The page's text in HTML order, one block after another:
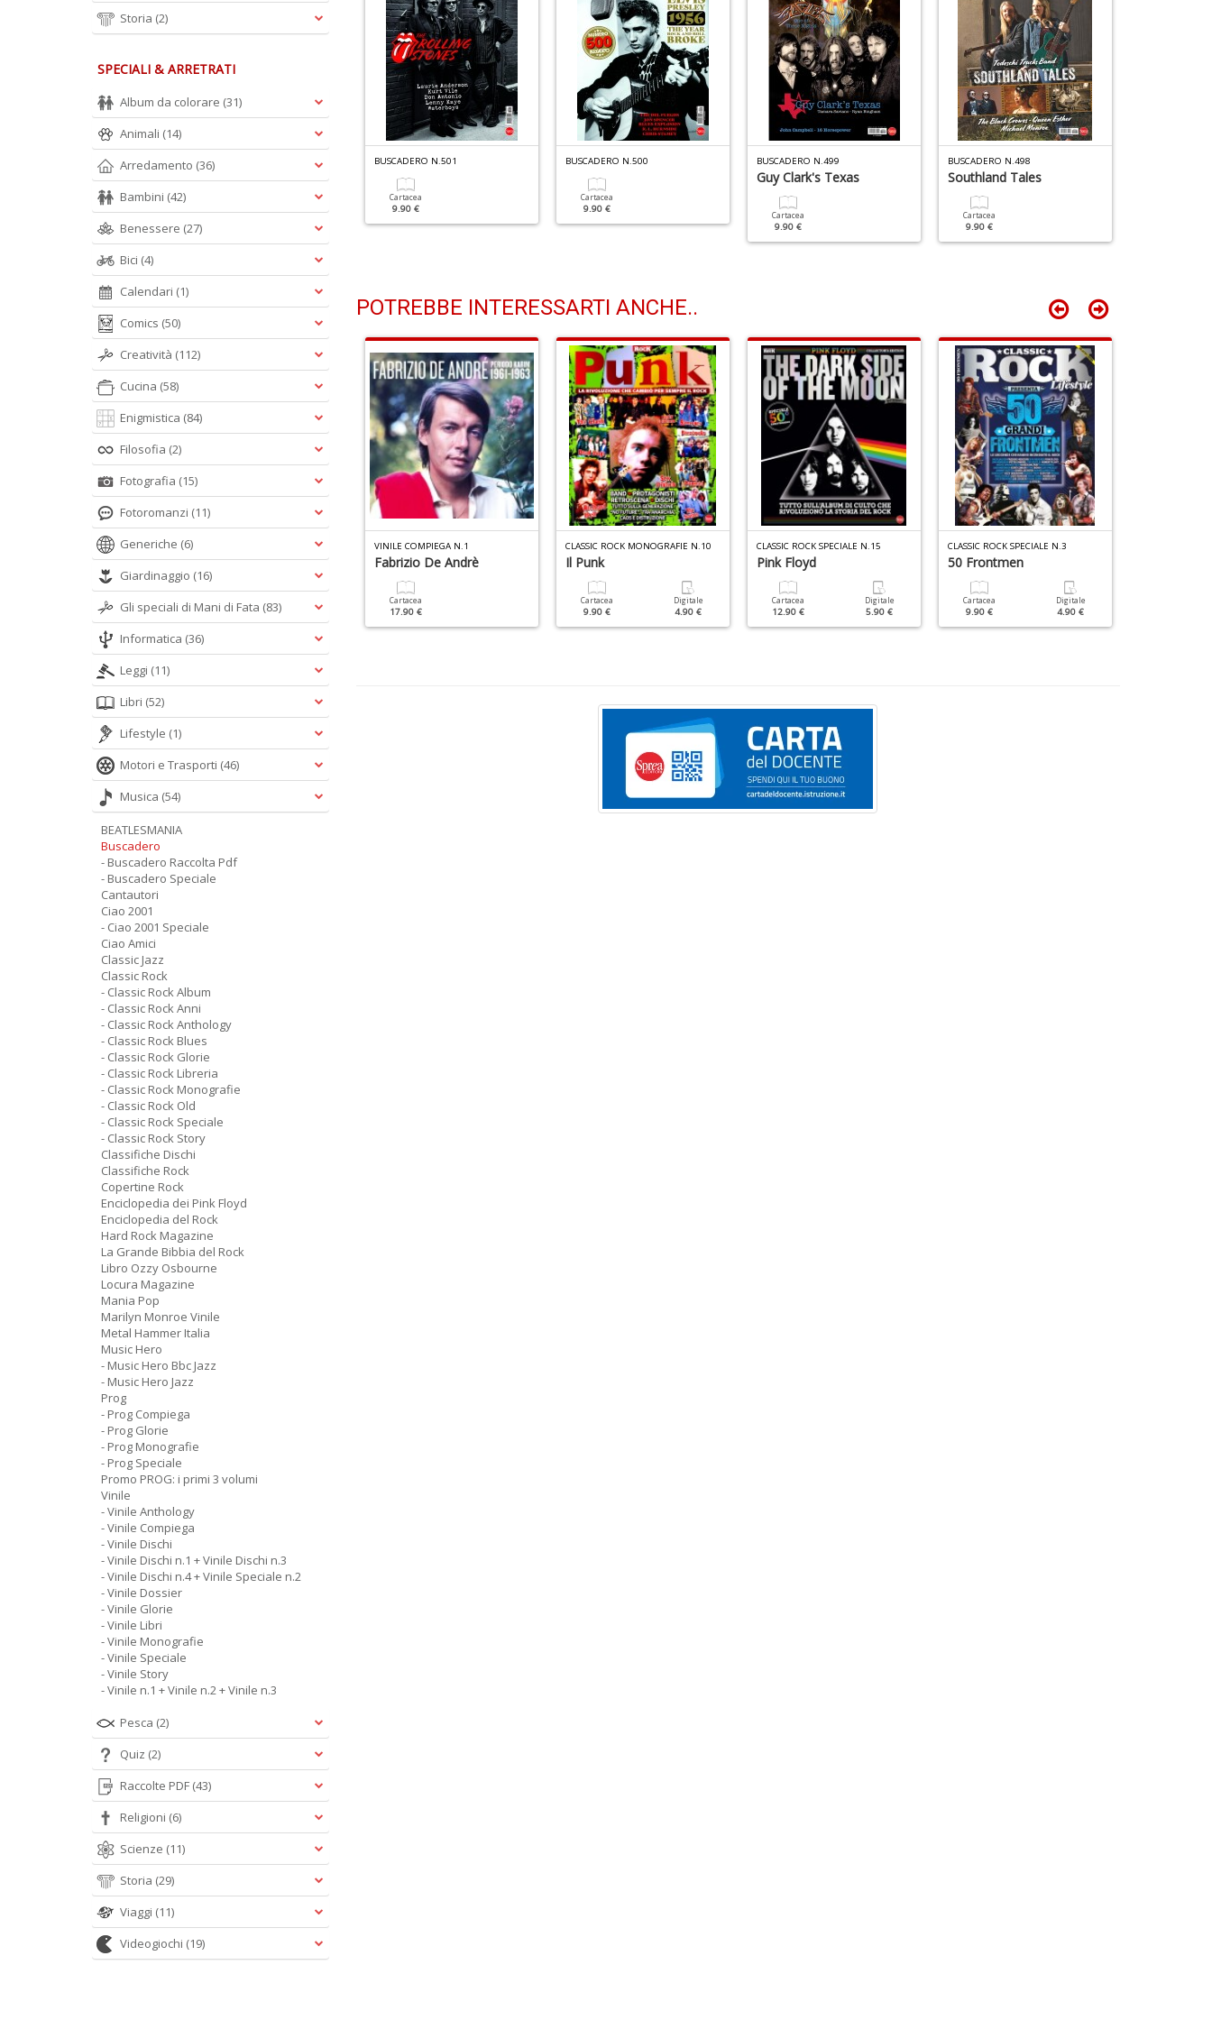
BUSCADERO N.486
The Delines
Cartacea
7.00 €
BUSCADERO N.501
Cartacea
9.90 €
BUSCADERO N.500
Cartacea
9.90 €
BUSCADERO N.499
Guy Clark's Texas
Cartacea
9.90 €
BUSCADERO N.498
Southland Tales
Cartacea
9.90 €
POTREBBE INTERESSARTI ANCHE..
ROCK SPECIALE N.14
Digitale
4.90 €
VINILE GLORIE N.2
Tenco
14.90 € 5.90 €
VINILE COMPIEGA N.1
Fabrizio De Andrè
Cartacea
17.90 €
CLASSIC ROCK MONOGRAFIE N.10
Il Punk
Cartacea
9.90 €
Digitale
4.90 €
CLASSIC ROCK SPECIALE N.15
Pink Floyd
Cartacea
12.90 €
Digitale
5.90 €
CLASSIC ROCK SPECIALE N.3
50 Frontmen
Cartacea
9.90 €
Digitale
4.90 €
Storia (2)
SPECIALI & ARRETRATI
Album da colorare (31)
Animali (14)
Arredamento (36)
Bambini (42)
Benessere (27)
Bici (4)
Calendari (1)
Comics (50)
Creatività (112)
Cucina (58)
Enigmistica (84)
Filosofia (2)
Fotografia (15)
Fotoromanzi (11)
Generiche (6)
Giardinaggio (16)
Gli speciali di Mani di Fata (83)
Informatica (36)
Leggi (11)
Libri (52)
Lifestyle (1)
Motori e Trasporti (46)
Musica (54)
BEATLESMANIA
Buscadero
- Buscadero Raccolta Pdf
- Buscadero Speciale
Cantautori
Ciao 2001
- Ciao 2001 Speciale
Ciao Amici
Classic Jazz
Classic Rock
- Classic Rock Album
- Classic Rock Anni
- Classic Rock Anthology
- Classic Rock Blues
- Classic Rock Glorie
- Classic Rock Libreria
- Classic Rock Monografie
- Classic Rock Old
- Classic Rock Speciale
- Classic Rock Story
Classifiche Dischi
Classifiche Rock
Copertine Rock
Enciclopedia dei Pink Floyd
Enciclopedia del Rock
Hard Rock Magazine
La Grande Bibbia del Rock
Libro Ozzy Osbourne
Locura Magazine
Mania Pop
Marilyn Monroe Vinile
Metal Hammer Italia
Music Hero
- Music Hero Bbc Jazz
- Music Hero Jazz
Prog
- Prog Compiega
- Prog Glorie
- Prog Monografie
- Prog Speciale
Promo PROG: i primi 3 volumi
Vinile
- Vinile Anthology
- Vinile Compiega
- Vinile Dischi
- Vinile Dischi n.1 + Vinile Dischi n.3
- Vinile Dischi n.4 + Vinile Speciale n.2
- Vinile Dossier
- Vinile Glorie
- Vinile Libri
- Vinile Monografie
- Vinile Speciale
- Vinile Story
- Vinile n.1 + Vinile n.2 + Vinile n.3
Pesca (2)
Quiz (2)
Raccolte PDF (43)
Religioni (6)
Scienze (11)
Storia (29)
Viaggi (11)
Videogiochi (19)